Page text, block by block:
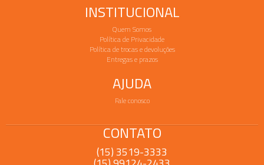
INSTITUCIONAL
Quem Somos
Política de Privacidade
Política de trocas e devoluções
Entregas e prazos
AJUDA
Fale conosco
CONTATO
(15) 3519-3333